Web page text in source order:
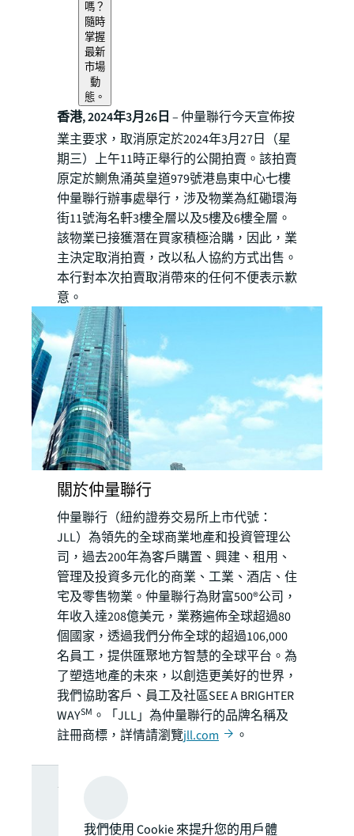
嗎？
隨時
掌握
最新
市場
動
態。
香港, 2024年3月26日 – 仲量聯行今天宣佈按
業主要求，取消原定於2024年3月27日（星
期三）上午11時正舉行的公開拍賣。該拍賣
原定於鰂魚涌英皇道979號港島東中心七樓
仲量聯行辦事處舉行，涉及物業為紅磡環海
街11號海名軒3樓全層以及5樓及6樓全層。
該物業已接獲潛在買家積極洽購，因此，業
主決定取消拍賣，改以私人協約方式出售。
本行對本次拍賣取消帶來的任何不便表示歉
意。
關於仲量聯行
仲量聯行（紐約證券交易所上市代號：
JLL）為領先的全球商業地產和投資管理公
司，過去200年為客戶購置、興建、租用、
管理及投資多元化的商業、工業、酒店、住
宅及零售物業。仲量聯行為財富500®公司，
年收入達208億美元，業務遍佈全球超過80
個國家，透過我們分佈全球的超過106,000
名員工，提供匯聚地方智慧的全球平台。為
了塑造地產的未來，以創造更美好的世界，
我們協助客戶、員工及社區SEE A BRIGHTER
WAYSM 。「JLL」為仲量聯行的品牌名稱及
註冊商標，詳情請瀏覽jll.com 。
想了解更多深
我們使用 Cookie 來提升您的用戶體